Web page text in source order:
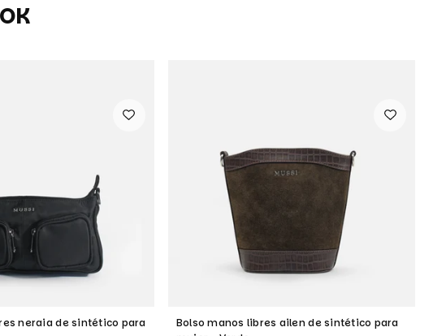
neraia de sintético para
Bolso manos libres ailen de sintético para